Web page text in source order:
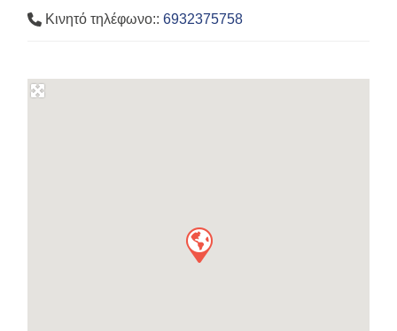
Κινητό τηλέφωνο::6932375758